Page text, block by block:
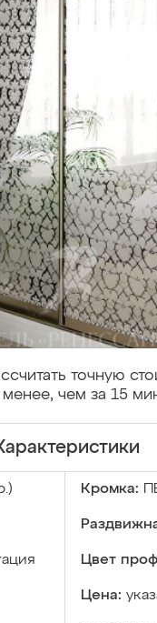
точную
чем за 15
Кромка:
Цвет
Цена: